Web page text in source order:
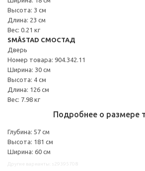
Высота: 3 см
Длина: 23 см
Вес: 0.21 кг
SMÅSTAD СМОСТАД
Дверь
Номер товара: 904.342.11
Ширина: 30 см
Высота: 4 см
Длина: 126 см
Вес: 7.98 кг
Подробнее о размере
Глубина: 57 см
Высота: 181 см
Ширина: 60 см